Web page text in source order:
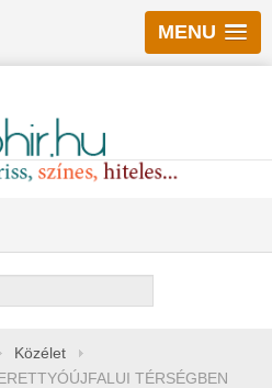
MENU
Közélet
TÉRSÉGBEN